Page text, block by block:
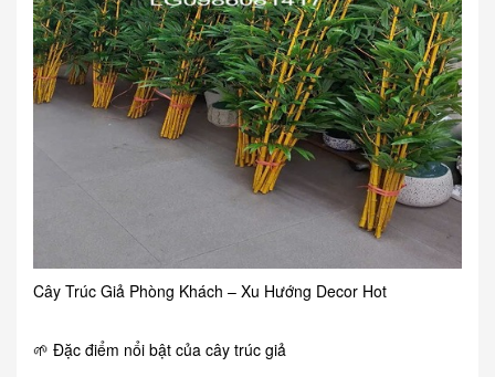
Cây Trúc Giả Phòng Khách – Xu Hướng Decor Hot
🌱 Đặc điểm nổi bật của cây trúc giả